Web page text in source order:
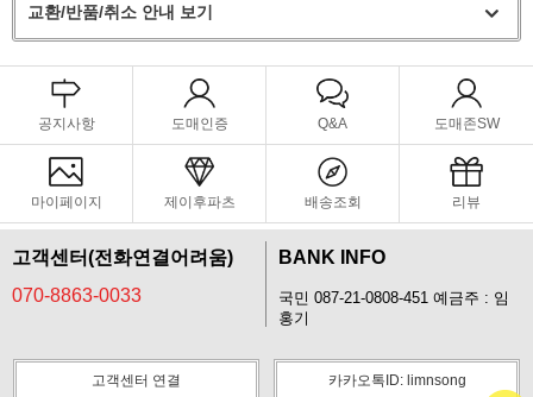
교환/반품/취소 안내 보기
공지사항 도매인증 Q&A 도매존SW
마이페이지 제이후파츠 배송조회 리뷰
고객센터(전화연결어려움)
070-8863-0033
BANK INFO
국민 087-21-0808-451 예금주 : 임
홍기
고객센터 연결 카카오톡ID: limnsong